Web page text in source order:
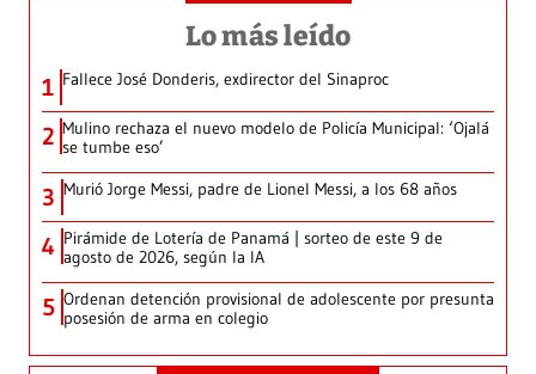
Lo más leído
1 Fallece José Donderis, exdirector del Sinaproc
2 Mulino rechaza el nuevo modelo de Policía Municipal: ‘Ojalá
se tumbe eso’
3 Murió Jorge Messi, padre de Lionel Messi, a los 68 años
4 Pirámide de Lotería de Panamá | sorteo de este 9 de
agosto de 2026, según la IA
5 Ordenan detención provisional de adolescente por presunta
posesión de arma en colegio